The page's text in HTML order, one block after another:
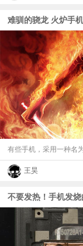
难驯的骁龙 火炉手
有些手机，采用一种名
王昊
不要发热！手机发